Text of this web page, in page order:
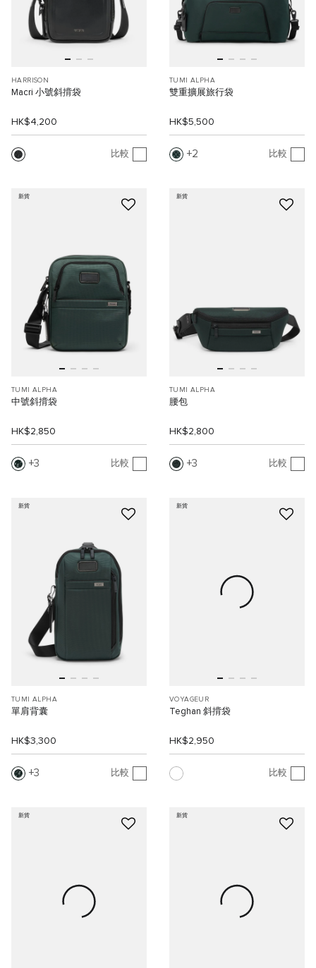
HARRISON
Macri 小號斜揹袋
HK$4,200
比較
TUMI ALPHA
雙重擴展旅行袋
HK$5,500
2 比較
新貨
TUMI ALPHA
中號斜揹袋
HK$2,850
3 比較
新貨
TUMI ALPHA
腰包
HK$2,800
3 比較
新貨
TUMI ALPHA
單肩背囊
HK$3,300
3 比較
新貨
VOYAGEUR
Teghan 斜揹袋
HK$2,950
比較
新貨 新貨